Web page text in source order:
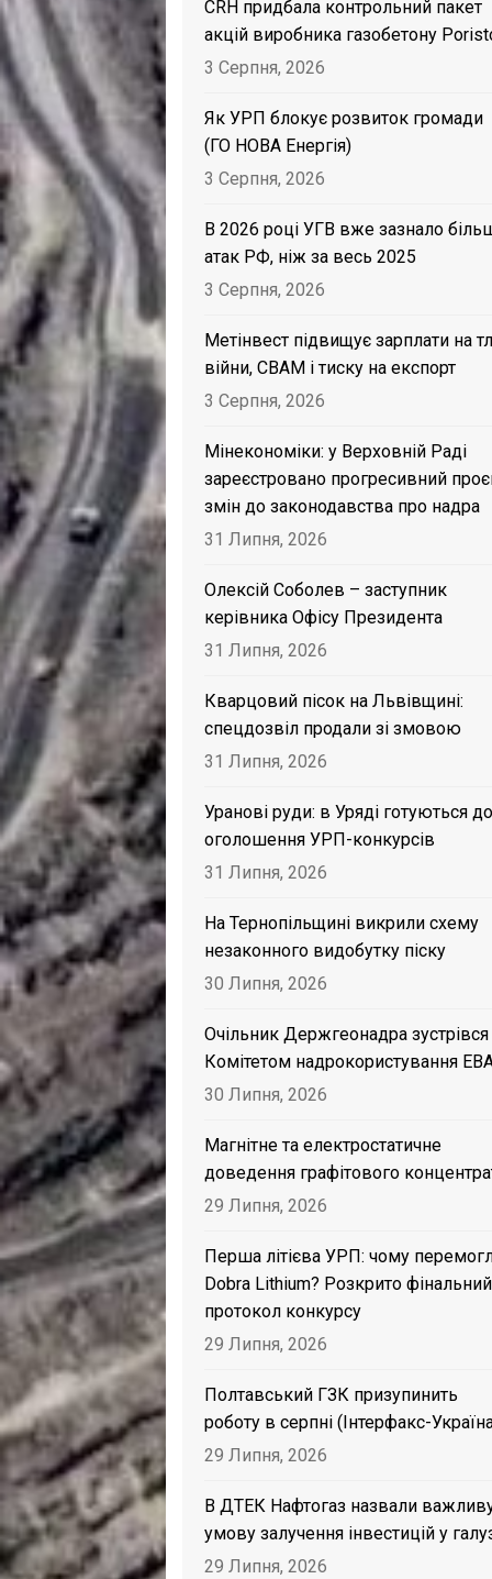
CRH придбала контрольний пакет
акцій виробника газобетону
3 Серпня, 2026
Як УРП блокує розвиток громади
(ГО НОВА Енергія)
3 Серпня, 2026
В 2026 році УГВ вже зазнало
атак РФ, ніж за весь 2025
3 Серпня, 2026
Метінвест підвищує зарплати на
війни, CBAM і тиску на експорт
3 Серпня, 2026
Мінекономіки: у Верховній Раді
зареєстровано прогресивний
змін до законодавства про надра
31 Липня, 2026
Олексій Соболев – заступник
керівника Офісу Президента
31 Липня, 2026
Кварцовий пісок на Львівщині:
спецдозвіл продали зі змовою
31 Липня, 2026
Уранові руди: в Уряді готуються до
оголошення УРП-конкурсів
31 Липня, 2026
На Тернопільщині викрили схему
незаконного видобутку піску
30 Липня, 2026
Очільник Держгеонадра зустрівся
Комітетом надрокористування
30 Липня, 2026
Магнітне та електростатичне
доведення графітового
29 Липня, 2026
Перша літієва УРП: чому
Dobra Lithium? Розкрито фінальний
протокол конкурсу
29 Липня, 2026
Полтавський ГЗК призупинить
роботу в серпні (Інтерфакс-
29 Липня, 2026
В ДТЕК Нафтогаз назвали
умову залучення інвестицій у
29 Липня, 2026